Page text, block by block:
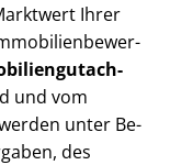
Ihrer
und vom
unter Be­
des